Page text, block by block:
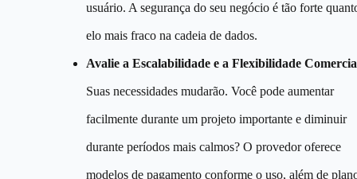
usuário. A segurança do seu negócio é tão forte
elo mais fraco na cadeia de dados.
Avalie a Escalabilidade e a Flexibilidade
Suas necessidades mudarão. Você pode aumentar
facilmente durante um projeto importante e diminuir
durante períodos mais calmos? O provedor oferece
modelos de pagamento conforme o uso, além de